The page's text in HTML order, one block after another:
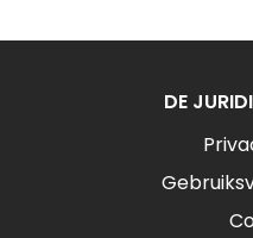
DE